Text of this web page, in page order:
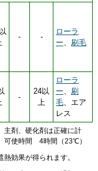
- -
ローラ
ー、 刷毛
-
24以
上
ローラ
ー、 刷
毛、エア
レス
主剤、硬化剤は正確に計
可使時間 4時間（23℃）
効果が得られます。